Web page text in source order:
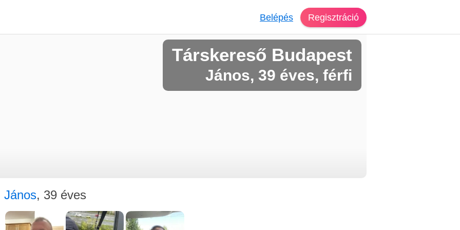
Belépés Regisztráció
Társkereső Budapest
János, 39 éves, férfi
János, 39 éves